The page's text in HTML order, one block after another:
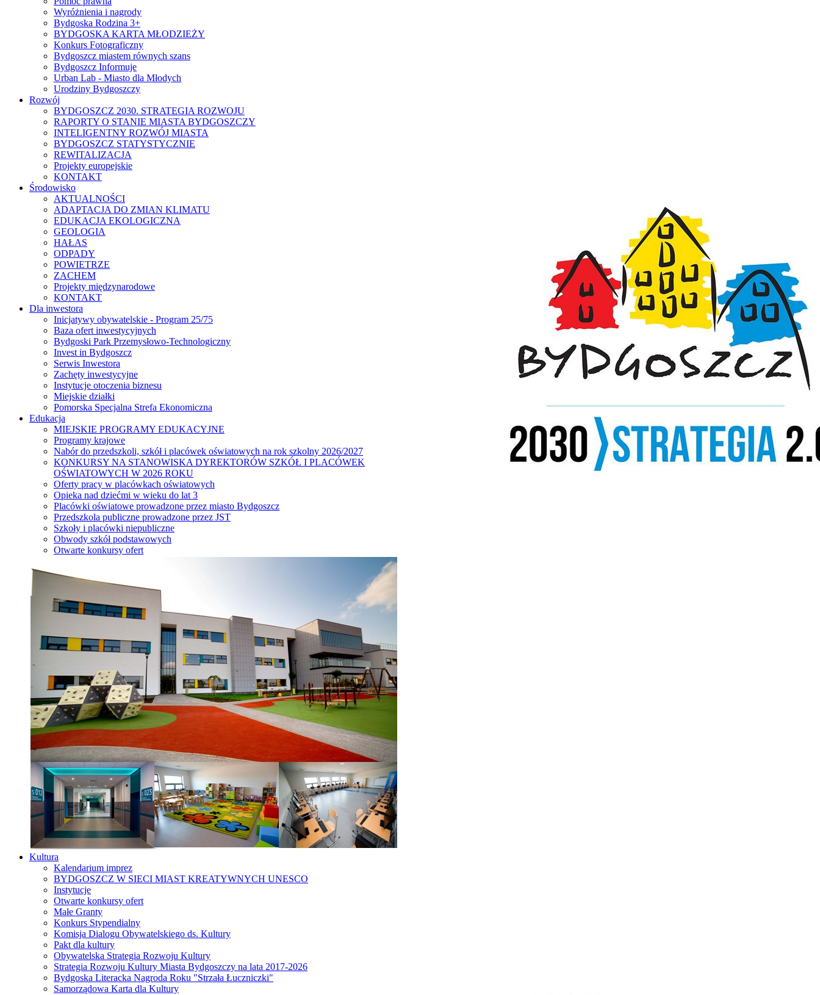
Wyróżnienia i nagrody
Bydgoska Rodzina 3+
BYDGOSKA KARTA MŁODZIEŻY
Konkurs Fotograficzny
Bydgoszcz miastem równych szans
Bydgoszcz Informuje
Urban Lab - Miasto dla Młodych
Urodziny Bydgoszczy
Rozwój
BYDGOSZCZ 2030. STRATEGIA ROZWOJU
RAPORTY O STANIE MIASTA BYDGOSZCZY
INTELIGENTNY ROZWÓJ MIASTA
BYDGOSZCZ STATYSTYCZNIE
REWITALIZACJA
Projekty europejskie
KONTAKT
Środowisko
AKTUALNOŚCI
ADAPTACJA DO ZMIAN KLIMATU
EDUKACJA EKOLOGICZNA
GEOLOGIA
HAŁAS
ODPADY
POWIETRZE
ZACHEM
Projekty międzynarodowe
KONTAKT
Dla inwestora
Inicjatywy obywatelskie - Program 25/75
Baza ofert inwestycyjnych
Bydgoski Park Przemysłowo-Technologiczny
Invest in Bydgoszcz
Serwis Inwestora
Zachęty inwestycyjne
Instytucje otoczenia biznesu
Miejskie działki
Pomorska Specjalna Strefa Ekonomiczna
Edukacja
MIEJSKIE PROGRAMY EDUKACYJNE
Programy krajowe
Nabór do przedszkoli, szkół i placówek oświatowych na rok szkolny 2026/2027
KONKURSY NA STANOWISKA DYREKTORÓW SZKÓŁ I PLACÓWEK
OŚWIATOWYCH W 2026 ROKU
Oferty pracy w placówkach oświatowych
Opieka nad dziećmi w wieku do lat 3
Placówki oświatowe prowadzone przez miasto Bydgoszcz
Przedszkola publiczne prowadzone przez JST
Szkoły i placówki niepubliczne
Obwody szkół podstawowych
Otwarte konkursy ofert
Kultura
Kalendarium imprez
BYDGOSZCZ W SIECI MIAST KREATYWNYCH UNESCO
Instytucje
Otwarte konkursy ofert
Małe Granty
Konkurs Stypendialny
Komisja Dialogu Obywatelskiego ds. Kultury
Pakt dla kultury
Obywatelska Strategia Rozwoju Kultury
Strategia Rozwoju Kultury Miasta Bydgoszczy na lata 2017-2026
Bydgoska Literacka Nagroda Roku "Strzała Łuczniczki"
Samorządowa Karta dla Kultury